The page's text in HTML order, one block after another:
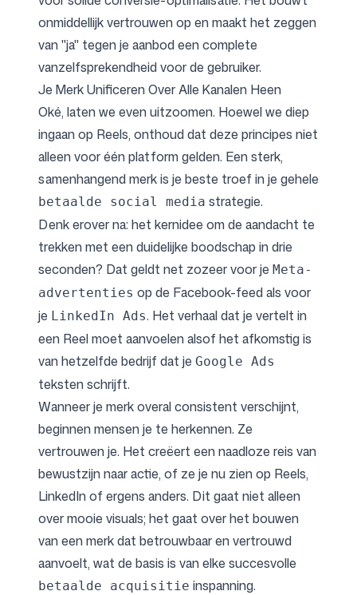
onmiddellijk vertrouwen op en maakt het zeggen
van "ja" tegen je aanbod een complete
vanzelfsprekendheid voor de gebruiker.
Je Merk Unificeren Over Alle Kanalen Heen
Oké, laten we even uitzoomen. Hoewel we diep
ingaan op Reels, onthoud dat deze principes niet
alleen voor één platform gelden. Een sterk,
samenhangend merk is je beste troef in je gehele
betaalde social media strategie.
Denk erover na: het kernidee om de aandacht te
trekken met een duidelijke boodschap in drie
seconden? Dat geldt net zozeer voor je Meta-
advertenties op de Facebook-feed als voor
je LinkedIn Ads. Het verhaal dat je vertelt in
een Reel moet aanvoelen alsof het afkomstig is
van hetzelfde bedrijf dat je Google Ads
teksten schrijft.
Wanneer je merk overal consistent verschijnt,
beginnen mensen je te herkennen. Ze
vertrouwen je. Het creëert een naadloze reis van
bewustzijn naar actie, of ze je nu zien op Reels,
LinkedIn of ergens anders. Dit gaat niet alleen
over mooie visuals; het gaat over het bouwen
van een merk dat betrouwbaar en vertrouwd
aanvoelt, wat de basis is van elke succesvolle
betaalde acquisitie inspanning.